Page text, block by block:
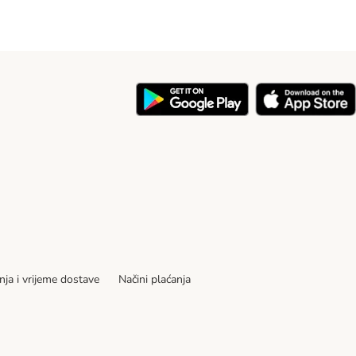
i vrijeme dostave Načini plaćanja